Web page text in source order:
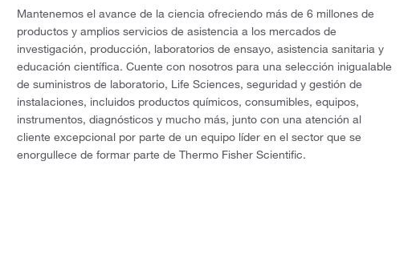
Mantenemos el avance de la ciencia ofreciendo más de 6 millones de
productos y amplios servicios de asistencia a los mercados de
investigación, producción, laboratorios de ensayo, asistencia sanitaria y
educación científica. Cuente con nosotros para una selección inigualable
de suministros de laboratorio, Life Sciences, seguridad y gestión de
instalaciones, incluidos productos químicos, consumibles, equipos,
instrumentos, diagnósticos y mucho más, junto con una atención al
cliente excepcional por parte de un equipo líder en el sector que se
enorgullece de formar parte de Thermo Fisher Scientific.